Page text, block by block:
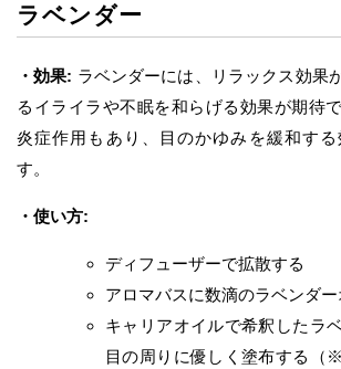
ラベンダー
・効果: ラベンダーには、リラックス効果
るイライラや不眠を和らげる効果が期待
炎症作用もあり、目のかゆみを緩和する
す。
・使い方:
ディフューザーで拡散する
アロマバスに数滴のラベンダ
キャリアオイルで希釈したラ
目の周りに優しく塗布する（